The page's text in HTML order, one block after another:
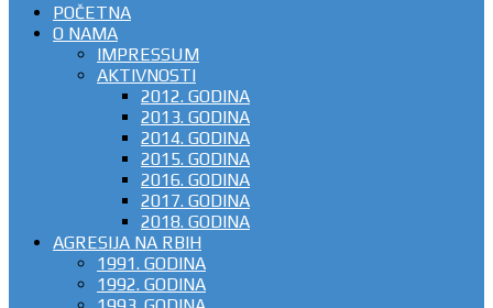
POČETNA
O NAMA
IMPRESSUM
AKTIVNOSTI
2012. GODINA
2013. GODINA
2014. GODINA
2015. GODINA
2016. GODINA
2017. GODINA
2018. GODINA
AGRESIJA NA RBIH
1991. GODINA
1992. GODINA